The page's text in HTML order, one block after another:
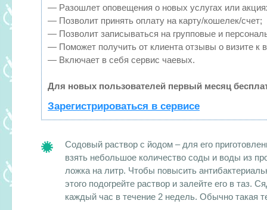
— Разошлет оповещения о новых услугах или
— Позволит принять оплату на карту/кошелек/счет;
— Позволит записываться на групповые и
— Поможет получить от клиента отзывы о визите к
— Включает в себя сервис чаевых.
Для новых пользователей первый месяц
Зарегистрироваться в сервисе
Содовый раствор с йодом –для его
взять небольшое количество соды и воды из
ложка на литр. Чтобы повысить
этого подогрейте раствор и залейте его в таз.
каждый час в течение 2 недель. Обычно такая